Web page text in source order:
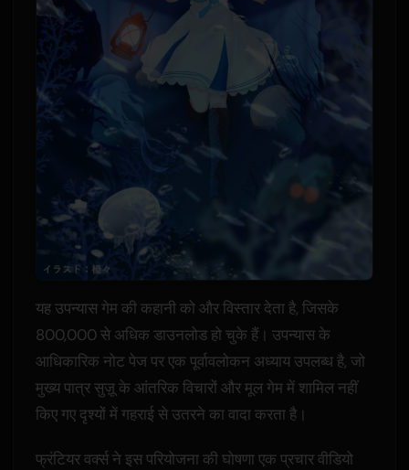
यह उपन्यास गेम की कहानी को और विस्तार देता है, जिसके
800,000 से अधिक डाउनलोड हो चुके हैं। उपन्यास के
आधिकारिक नोट पेज पर एक पूर्वावलोकन अध्याय उपलब्ध है, जो
मुख्य पात्र सुज़ू के आंतरिक विचारों और मूल गेम में शामिल नहीं
किए गए दृश्यों में गहराई से उतरने का वादा करता है।
फ्रंटियर वर्क्स ने इस परियोजना की घोषणा एक प्रचार वीडियो